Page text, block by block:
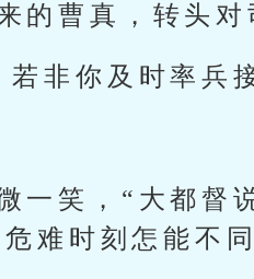
的曹真，转头对
若非你及时率兵
一笑，“大都督
难时刻怎能不